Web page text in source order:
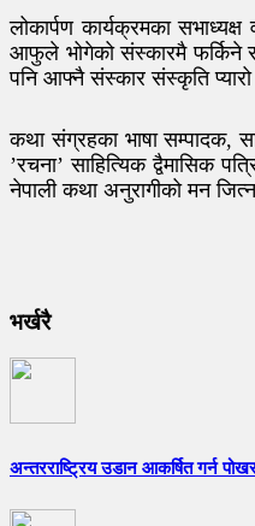
लोकार्पण कार्यक्रमका
आफुले भोगेको संस्कारमै फर्किने
पनि आफ्नै संस्कार संस्कृति
कथा संग्रहका भाषा सम्पादक,
’रचना’ साहित्यिक द्वैमासिक
नेपाली कथा अनुरागीको मन
भर्खरै
अन्तरराष्ट्रिय उडान आकर्षित गर्न